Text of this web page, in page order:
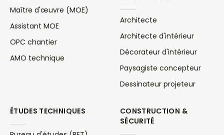
Maître d'œuvre (MOE)
Assistant MOE
OPC chantier
AMO technique
Architecte
Architecte d'intérieur
Décorateur d'intérieur
Paysagiste concepteur
Dessinateur projeteur
ÉTUDES TECHNIQUES
CONSTRUCTION &
SÉCURITÉ